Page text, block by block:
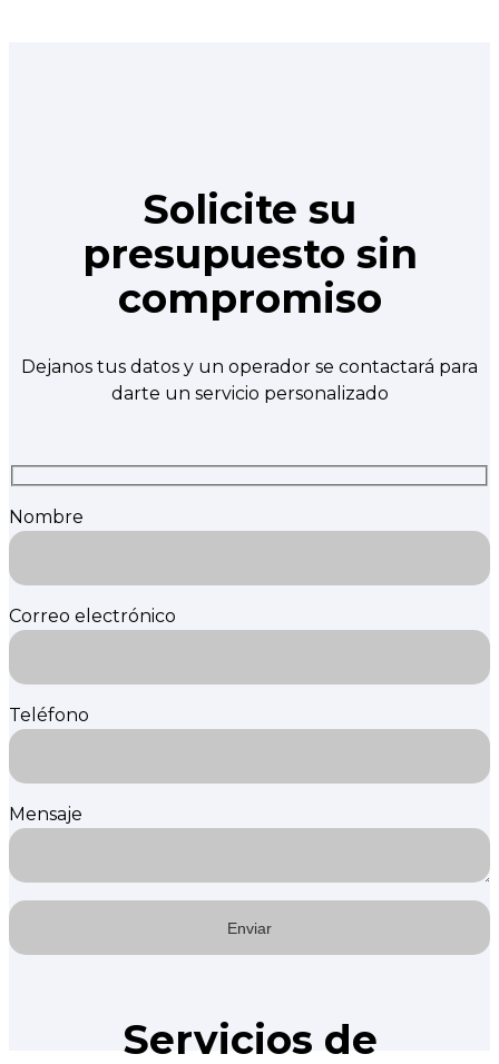
Solicite su
presupuesto sin
compromiso
Dejanos tus datos y un operador se contactará para
darte un servicio personalizado
Nombre
Correo electrónico
Teléfono
Mensaje
Servicios de